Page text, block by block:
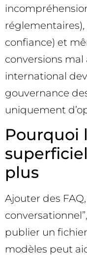
confiance) et
conversions mal
international
gouvernance
uniquement
Pourquoi
plus
Ajouter des
publier un
modèles peut